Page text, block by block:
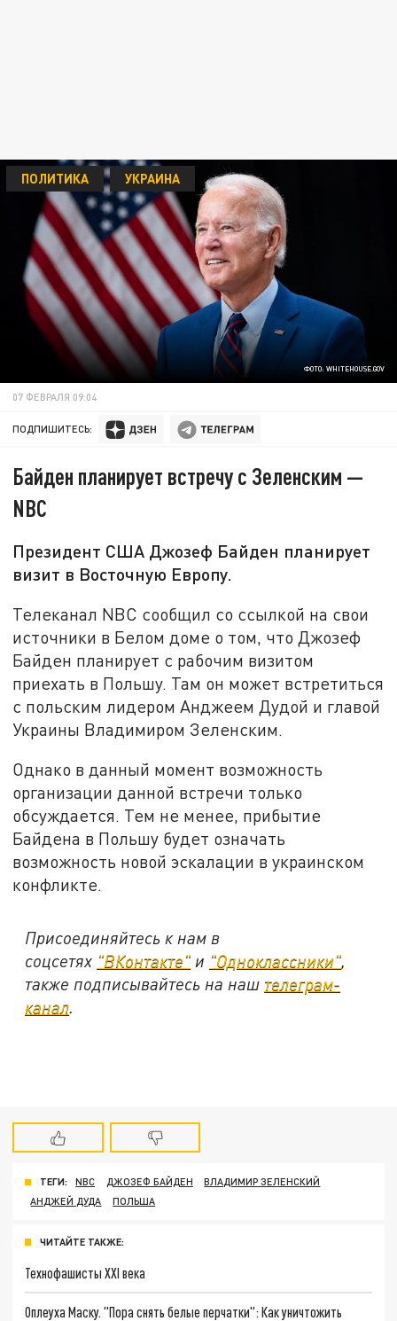
ФОТО: WHITEHOUSE.GOV
ПОЛИТИКА УКРАИНА
07 ФЕВРАЛЯ 09:04
ПОДПИШИТЕСЬ:
Байден планирует встречу с Зеленским —
NBC
Президент США Джозеф Байден планирует
визит в Восточную Европу.
Телеканал NBC сообщил со ссылкой на свои
источники в Белом доме о том, что Джозеф
Байден планирует с рабочим визитом
приехать в Польшу. Там он может встретиться
с польским лидером Анджеем Дудой и главой
Украины Владимиром Зеленским.
Однако в данный момент возможность
организации данной встречи только
обсуждается. Тем не менее, прибытие
Байдена в Польшу будет означать
возможность новой эскалации в украинском
конфликте.
Присоединяйтесь к нам в
соцсетях "ВКонтакте" и "Одноклассники",
также подписывайтесь на наш телеграм-
канал.
ТЕГИ: NBC ДЖОЗЕФ БАЙДЕН
ВЛАДИМИР ЗЕЛЕНСКИЙ
АНДЖЕЙ ДУДА
ПОЛЬША
ЧИТАЙТЕ ТАКЖЕ:
Технофашисты XXI века
Оплеуха Маску. "Пора снять белые перчатки": Как уничтожить